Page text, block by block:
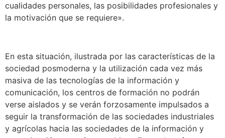
cualidades personales, las posibilidades profesionales y
la motivación que se requiere».
En esta situación, ilustrada por las características de la
sociedad posmoderna y la utilización cada vez más
masiva de las tecnologías de la información y
comunicación, los centros de formación no podrán
verse aislados y se verán forzosamente impulsados a
seguir la transformación de las sociedades industriales
y agrícolas hacia las sociedades de la información y